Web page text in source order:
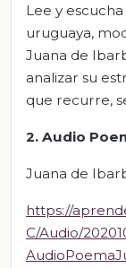
Lee y
uruguaya,
Juana de
analizar su
que recurre,
2. Audio
Juana de
https://
C/Audio/